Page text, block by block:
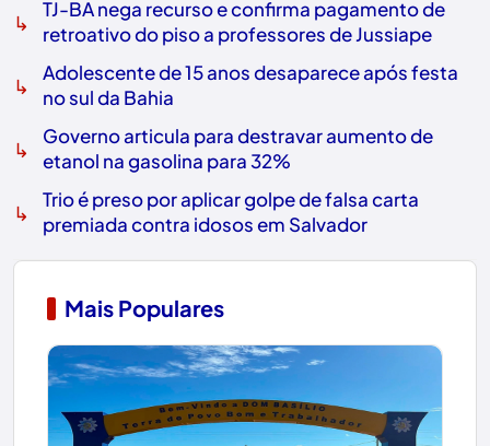
↳
TJ-BA nega recurso e confirma pagamento de
retroativo do piso a professores de Jussiape
↳
Adolescente de 15 anos desaparece após festa
no sul da Bahia
↳
Governo articula para destravar aumento de
etanol na gasolina para 32%
↳
Trio é preso por aplicar golpe de falsa carta
premiada contra idosos em Salvador
Mais Populares